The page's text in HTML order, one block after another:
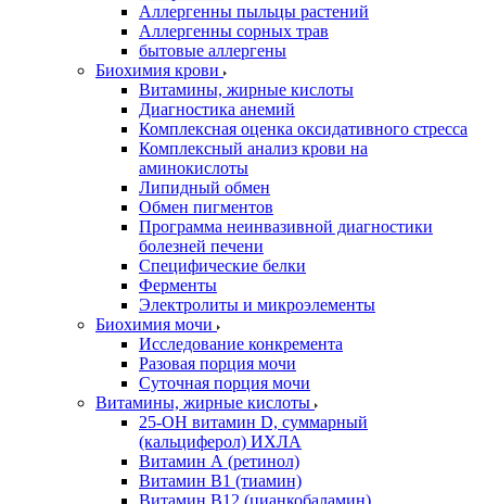
Аллергенны пыльцы растений
Аллергенны сорных трав
бытовые аллергены
Биохимия крови
Витамины, жирные кислоты
Диагностика анемий
Комплексная оценка оксидативного стресса
Комплексный анализ крови на
аминокислоты
Липидный обмен
Обмен пигментов
Программа неинвазивной диагностики
болезней печени
Специфические белки
Ферменты
Электролиты и микроэлементы
Биохимия мочи
Исследование конкремента
Разовая порция мочи
Суточная порция мочи
Витамины, жирные кислоты
25-OH витамин D, суммарный
(кальциферол) ИХЛА
Витамин А (ретинол)
Витамин В1 (тиамин)
Витамин В12 (цианкобаламин)